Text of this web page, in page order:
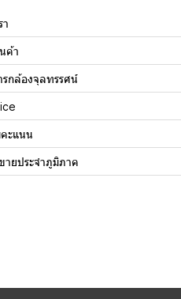
า
ค้า
กล้องจุลทรรศน์
ะแนน
ยประจำภูมิภาค